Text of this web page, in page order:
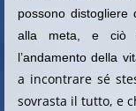
possono distogliere
alla meta, e ciò
l’andamento della
a incontrare sé
sovrasta il tutto, e